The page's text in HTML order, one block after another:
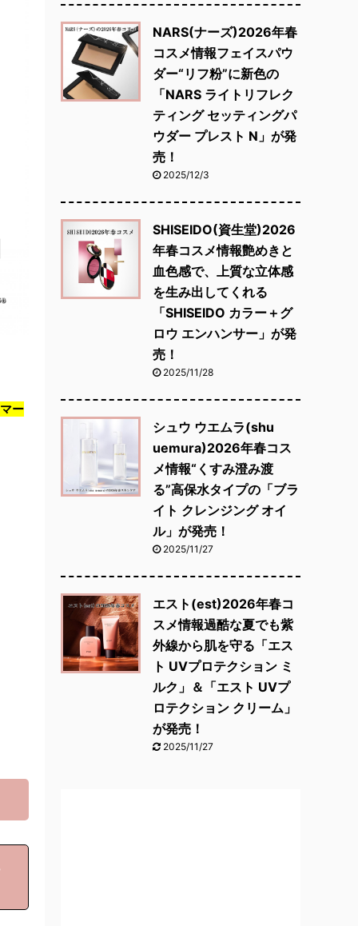
ー
NARS(ナーズ)2026年春
コスメ情報フェイスパウ
ダー“リフ粉”に新色の
「NARS ライトリフレク
ティング セッティングパ
ウダー プレスト N」が発
売！
2025/12/3
SHISEIDO(資生堂)2026
年春コスメ情報艶めきと
血色感で、上質な立体感
を生み出してくれる
「SHISEIDO カラー＋グ
ロウ エンハンサー」が発
売！
2025/11/28
シュウ ウエムラ(shu
uemura)2026年春コス
メ情報“くすみ澄み渡
る”高保水タイプの「ブラ
イト クレンジング オイ
ル」が発売！
2025/11/27
エスト(est)2026年春コ
スメ情報過酷な夏でも紫
外線から肌を守る「エス
ト UVプロテクション ミ
ルク」＆「エスト UVプ
ロテクション クリーム」
が発売！
2025/11/27